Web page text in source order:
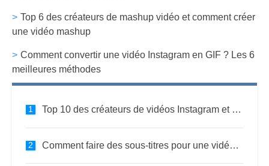
Top 6 des créateurs de mashup vidéo et comment créer
une vidéo mashup
Comment convertir une vidéo Instagram en GIF ? Les 6
meilleures méthodes
Top 10 des créateurs de vidéos Instagram et comment créer une vidéo Instagram
Comment faire des sous-titres pour une vidéo ? Les 3 meilleures façons